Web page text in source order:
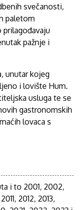
svečanosti,
paletom
pažnje i
unutar kojeg
i lovište Hum.
usluga te se
gastronomskih
lovaca s
i to 2001, 2002,
2012, 2013,